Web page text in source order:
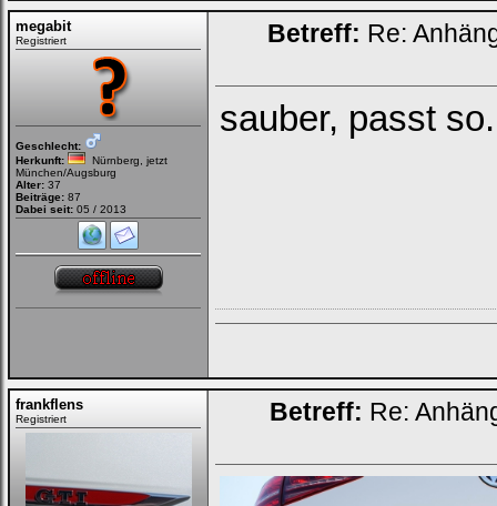
megabit
Registriert
Geschlecht:
Herkunft:
Nürnberg, jetzt
München/Augsburg
Alter: 37
Beiträge: 87
Dabei seit: 05 / 2013
Betreff: Re:
sauber, passt so.
frankflens
Registriert Betreff: Re: